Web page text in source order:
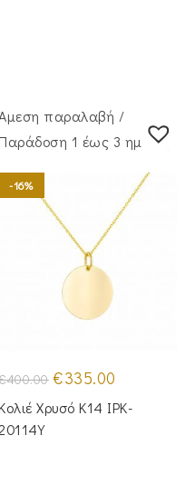
παραλαβή /
1 έως 3 ημέρες
-16%
400.00 Original
price
was:
€400.00.
€335.00
τιμή
είναι:
Χρυσό Κ14 IPK-